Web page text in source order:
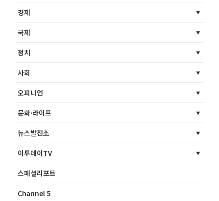
경제
국제
정치
사회
오피니언
문화·라이프
뉴스발전소
이투데이TV
스페셜리포트
Channel 5